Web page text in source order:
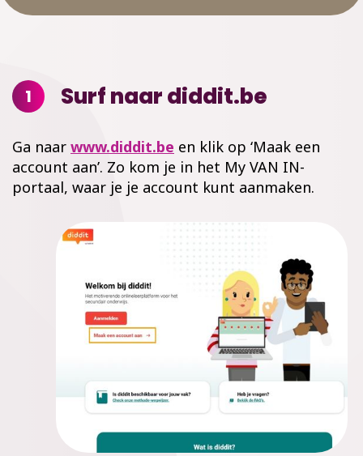
1 Surf naar diddit.be
Ga naar www.diddit.be en klik op ‘Maak een
account aan’. Zo kom je in het My VAN IN-
portaal, waar je je account kunt aanmaken.